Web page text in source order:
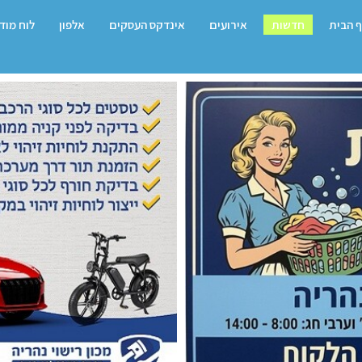
הבית חדשות אירועים אינדקס העסקים אלפון לוח